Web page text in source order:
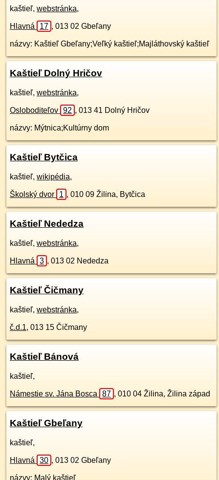
kaštieľ, webstránka,
Hlavná 17 , 013 02 Gbeľany
názvy: Kaštieľ Gbeľany;Veľký kaštieľ;Majláthovský kaštieľ
Kaštieľ Dolný Hričov
kaštieľ, webstránka,
Osloboditeľov 92 , 013 41 Dolný Hričov
názvy: Mýtnica;Kultúrny dom
Kaštieľ Bytčica
kaštieľ, wikipédia,
Školský dvor 1 , 010 09 Žilina, Bytčica
Kaštieľ Nededza
kaštieľ, webstránka,
Hlavná 3 , 013 02 Nededza
Kaštieľ Čičmany
kaštieľ, webstránka,
č.d.1, 013 15 Čičmany
Kaštieľ Bánová
kaštieľ,
Námestie sv. Jána Bosca 87 , 010 04 Žilina, Žilina západ
Kaštieľ Gbeľany
kaštieľ,
Hlavná 30 , 013 02 Gbeľany
názvy: Malý kaštieľ